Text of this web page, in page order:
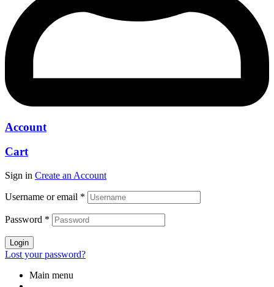
Account
Cart
Sign in Create an Account
Username or email *
Password *
Login
Lost your password?
Main menu